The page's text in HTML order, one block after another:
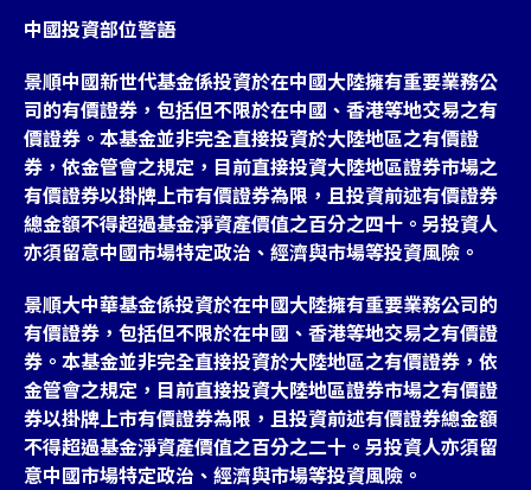
中國投資部位警語
景順中國新世代基金係投資於在中國大陸擁有重要業務公
司的有價證券，包括但不限於在中國、香港等地交易之有
價證券。本基金並非完全直接投資於大陸地區之有價證
券，依金管會之規定，目前直接投資大陸地區證券市場之
有價證券以掛牌上市有價證券為限，且投資前述有價證券
總金額不得超過基金淨資產價值之百分之四十。另投資人
亦須留意中國市場特定政治、經濟與市場等投資風險。
景順大中華基金係投資於在中國大陸擁有重要業務公司的
有價證券，包括但不限於在中國、香港等地交易之有價證
券。本基金並非完全直接投資於大陸地區之有價證券，依
金管會之規定，目前直接投資大陸地區證券市場之有價證
券以掛牌上市有價證券為限，且投資前述有價證券總金額
不得超過基金淨資產價值之百分之二十。另投資人亦須留
意中國市場特定政治、經濟與市場等投資風險。